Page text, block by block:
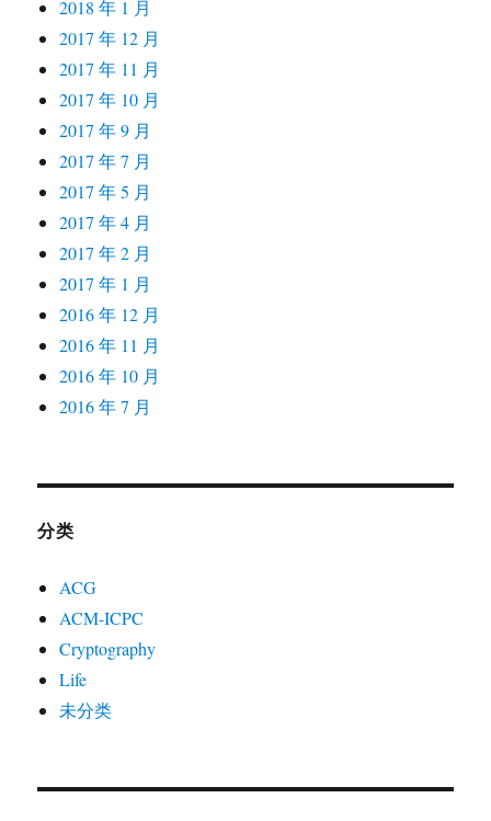
2018 年 1 月
2017 年 12 月
2017 年 11 月
2017 年 10 月
2017 年 9 月
2017 年 7 月
2017 年 5 月
2017 年 4 月
2017 年 2 月
2017 年 1 月
2016 年 12 月
2016 年 11 月
2016 年 10 月
2016 年 7 月
分类
ACG
ACM-ICPC
Cryptography
Life
未分类